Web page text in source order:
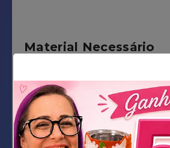
Material Necessário
Feltro
Lápis de cor
Fita de Cetim